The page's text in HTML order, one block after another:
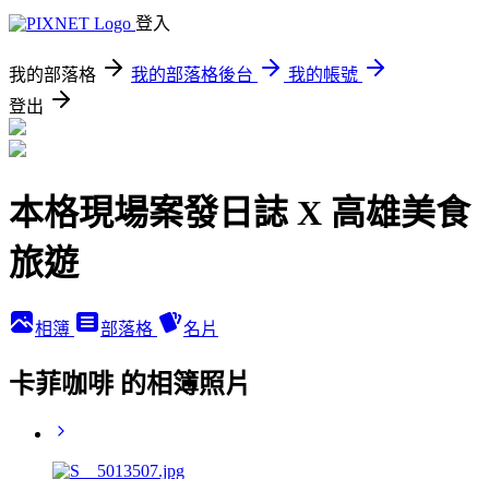
登入
我的部落格 我的部落格後台
我的帳號
登出
本格現場案發日誌 X 高雄美食
旅遊
相簿 部落格 名片
卡菲咖啡 的相簿照片